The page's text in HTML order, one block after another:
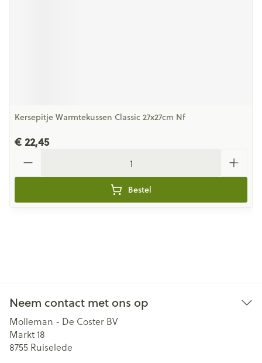
Kersepitje Warmtekussen Classic 27x27cm Nf
€ 22,45
Bestel
Neem contact met ons op
Molleman - De Coster BV
Markt 18
8755 Ruiselede